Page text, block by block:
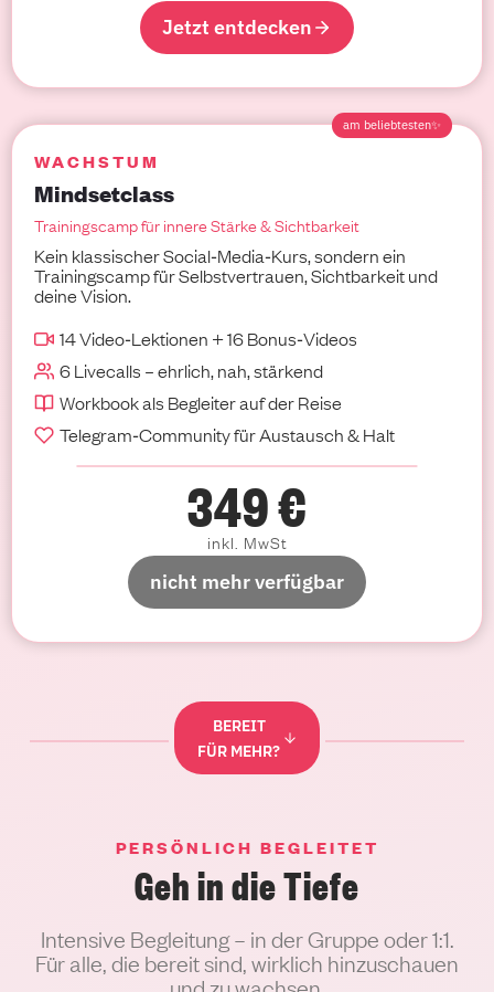
Jetzt entdecken
am beliebtesten✨
WACHSTUM
Mindsetclass
Trainingscamp für innere Stärke & Sichtbarkeit
Kein klassischer Social‑Media‑Kurs, sondern ein
Trainingscamp für Selbstvertrauen, Sichtbarkeit und
deine Vision.
14 Video‑Lektionen + 16 Bonus‑Videos
6 Livecalls – ehrlich, nah, stärkend
Workbook als Begleiter auf der Reise
Telegram‑Community für Austausch & Halt
349 €
inkl. MwSt
nicht mehr verfügbar
BEREIT
FÜR MEHR?
PERSÖNLICH BEGLEITET
Geh in die Tiefe
Intensive Begleitung – in der Gruppe oder 1:1.
Für alle, die bereit sind, wirklich hinzuschauen